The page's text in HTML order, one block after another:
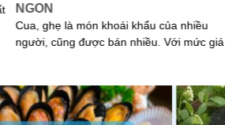
NGON
Cua, ghẹ là món khoái khẩu của nhiều
người, cũng được bán nhiều. Với mức giá